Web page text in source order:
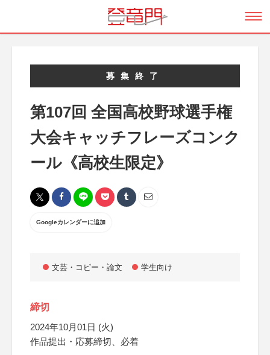
募集終了
第107回 全国高校野球選手権
大会キャッチフレーズコンク
ール《高校生限定》
Googleカレンダーに追加
文芸・コピー・論文 学生向け
締切
2024年10月01日 (火)
作品提出・応募締切、必着